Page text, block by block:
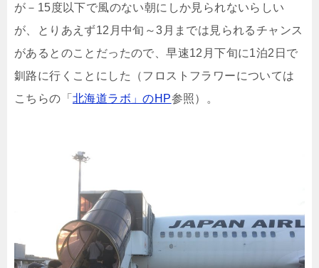
が－15度以下で風のない朝にしか見られないらしい
が、とりあえず12月中旬～3月までは見られるチャンス
があるとのことだったので、早速12月下旬に1泊2日で
釧路に行くことにした（フロストフラワーについては
こちらの「 北海道ラボ」のHP参照）。